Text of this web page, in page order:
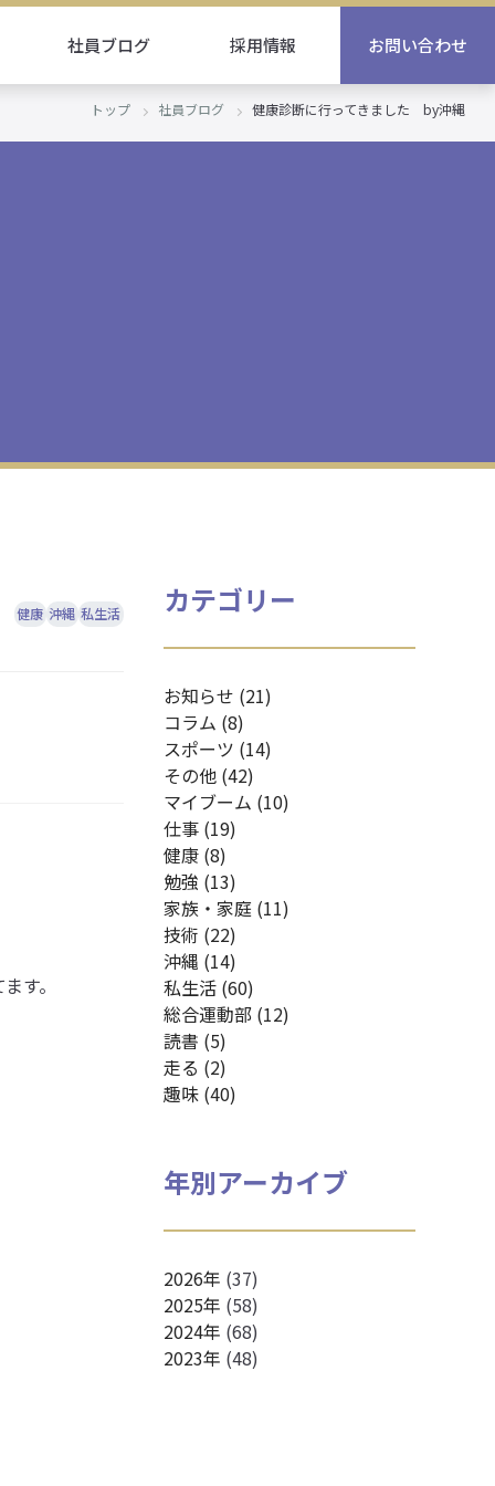
社員ブログ 採用情報 お問い合わせ
トップ 社員ブログ 健康診断に行ってきました by沖縄
健康 沖縄 私生活
す。
カテゴリー
お知らせ (21)
コラム (8)
スポーツ (14)
その他 (42)
マイブーム (10)
仕事 (19)
健康 (8)
勉強 (13)
家族・家庭 (11)
技術 (22)
沖縄 (14)
私生活 (60)
総合運動部 (12)
読書 (5)
走る (2)
趣味 (40)
年別アーカイブ
2026年 (37)
2025年 (58)
2024年 (68)
2023年 (48)